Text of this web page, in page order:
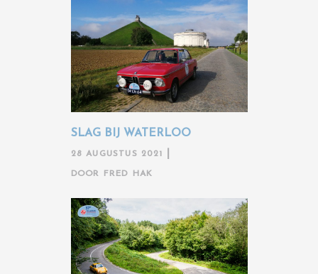
SLAG BIJ WATERLOO
28 AUGUSTUS 2021
DOOR FRED HAK